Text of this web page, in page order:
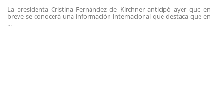
La presidenta Cristina Fernández de Kirchner anticipó ayer que en
breve se conocerá una información internacional que destaca que en
...